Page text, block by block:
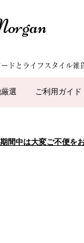
ドとライフスタイル雑
選 ご利用ガイド
中は大変ご不便を